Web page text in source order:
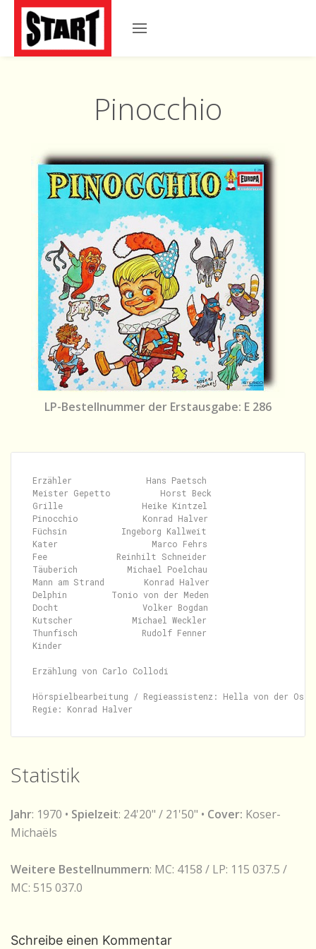
Pinocchio
LP-Bestellnummer der Erstausgabe: E 286
Erzähler               Hans Paetsch
Meister Gepetto          Horst Beck
Grille                Heike Kintzel
Pinocchio             Konrad Halver
Füchsin           Ingeborg Kallweit
Kater                   Marco Fehrs
Fee              Reinhilt Schneider
Täuberich          Michael Poelchau
Mann am Strand        Konrad Halver
Delphin         Tonio von der Meden
Docht                 Volker Bogdan
Kutscher            Michael Weckler
Thunfisch             Rudolf Fenner
Kinder
Erzählung von Carlo Collodi
Hörspielbearbeitung / Regieassistenz: Hella von der
Statistik
Jahr: 1970 • Spielzeit: 24'20" / 21'50" • Cover: Koser-
Michaëls
Weitere Bestellnummern: MC: 4158 / LP: 115 037.5 /
MC: 515 037.0
Schreibe einen Kommentar